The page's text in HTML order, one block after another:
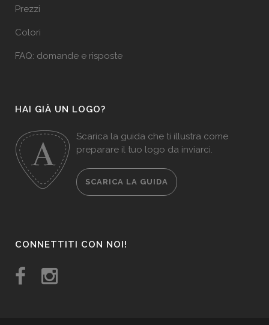
Prezzi
Colori
FAQ: domande e risposte
HAI GIÀ UN LOGO?
Scarica la guida che ti illustra come
preparare il tuo logo da inviarci.
SCARICA LA GUIDA
CONNETTITI CON NOI!